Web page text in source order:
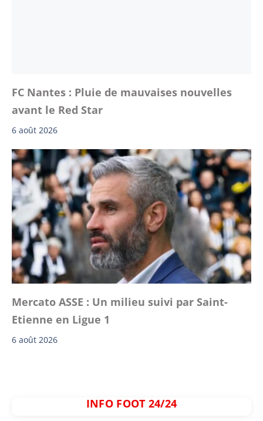
FC Nantes : Pluie de mauvaises nouvelles
avant le Red Star
6 août 2026
Mercato ASSE : Un milieu suivi par Saint-
Etienne en Ligue 1
6 août 2026
INFO FOOT 24/24